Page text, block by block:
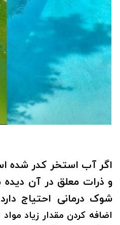
اگر آب استخر کدر شده
و ذرات معلق در آن
شوک درمانی احتیاج دارد
اضافه کردن مقدار زیاد